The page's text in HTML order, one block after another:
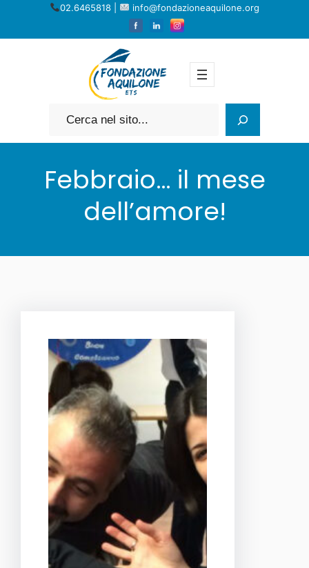
02.6465818 | info@fondazioneaquilone.org
Cerca
Febbraio… il mese
dell’amore!